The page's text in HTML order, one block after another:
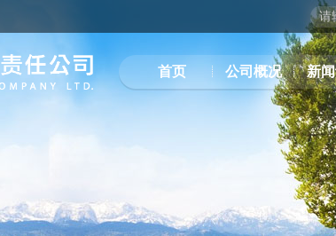
首页 公司概况 新